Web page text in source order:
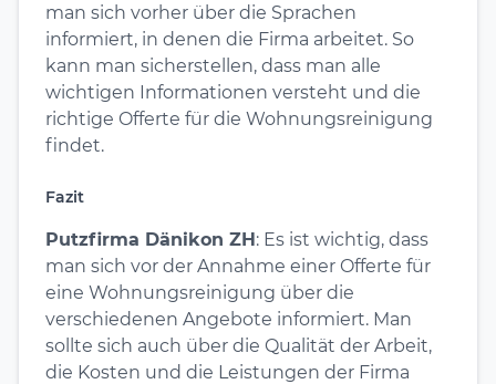
man sich vorher über die Sprachen
informiert, in denen die Firma arbeitet. So
kann man sicherstellen, dass man alle
wichtigen Informationen versteht und die
richtige Offerte für die Wohnungsreinigung
findet.
Fazit
Putzfirma Dänikon ZH: Es ist wichtig, dass
man sich vor der Annahme einer Offerte für
eine Wohnungsreinigung über die
verschiedenen Angebote informiert. Man
sollte sich auch über die Qualität der Arbeit,
die Kosten und die Leistungen der Firma